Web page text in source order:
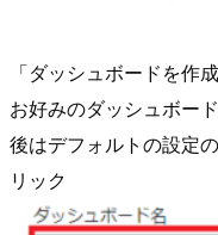
「ダッシュボードを作
お好みのダッシュボー
後はデフォルトの設定
リック